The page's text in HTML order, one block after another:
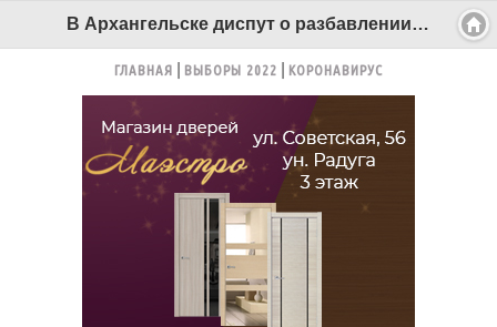
В Архангельске диспут о разбавлении спирта привел к убийству супруга - Беломорканал Северодвинск tv29.ru
ГЛАВНАЯ ВЫБОРЫ 2022 КОРОНАВИРУС